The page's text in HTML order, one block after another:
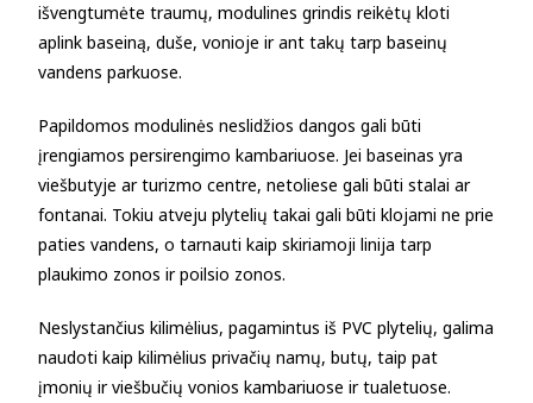
išvengtumėte traumų, modulines grindis reikėtų kloti
aplink baseiną, duše, vonioje ir ant takų tarp baseinų
vandens parkuose.
Papildomos modulinės neslidžios dangos gali būti
įrengiamos persirengimo kambariuose. Jei baseinas yra
viešbutyje ar turizmo centre, netoliese gali būti stalai ar
fontanai. Tokiu atveju plytelių takai gali būti klojami ne prie
paties vandens, o tarnauti kaip skiriamoji linija tarp
plaukimo zonos ir poilsio zonos.
Neslystančius kilimėlius, pagamintus iš PVC plytelių, galima
naudoti kaip kilimėlius privačių namų, butų, taip pat
įmonių ir viešbučių vonios kambariuose ir tualetuose.